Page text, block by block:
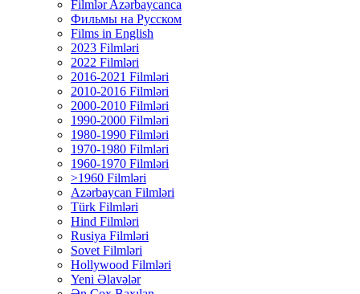
Filmlər Azərbaycanca
Фильмы на Русском
Films in English
2023 Filmləri
2022 Filmləri
2016-2021 Filmləri
2010-2016 Filmləri
2000-2010 Filmləri
1990-2000 Filmləri
1980-1990 Filmləri
1970-1980 Filmləri
1960-1970 Filmləri
>1960 Filmləri
Azərbaycan Filmləri
Türk Filmləri
Hind Filmləri
Rusiya Filmləri
Sovet Filmləri
Hollywood Filmləri
Yeni Əlavələr